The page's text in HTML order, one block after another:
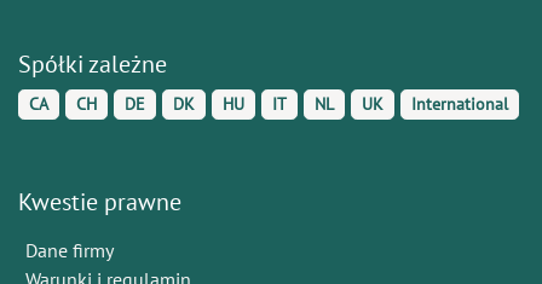
Spółki zależne
CA CH DE DK HU IT NL UK International
Kwestie prawne
Dane firmy
Warunki i regulamin